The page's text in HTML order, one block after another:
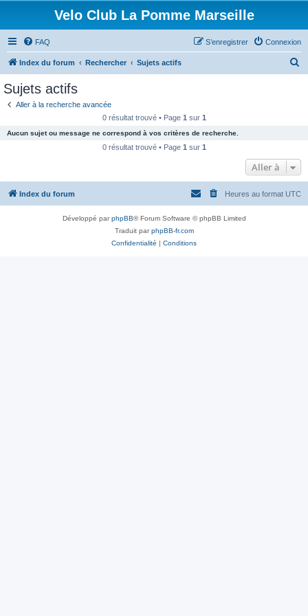
Velo Club La Pomme Marseille
FAQ Connexion
S’enregistrer
Index du forum Rechercher Sujets actifs
c
e
Sujets actifs
Aller à la recherche avancée
0 résultat trouvé • Page 1 sur 1
Aucun sujet ou message ne correspond à vos critères de recherche.
0 résultat trouvé • Page 1 sur 1
Aller à
Index du forum Heures au format UTC
Développé parphpBB® Forum Software © phpBB Limited
Traduit parphpBB-fr.com
Confidentialité | Conditions